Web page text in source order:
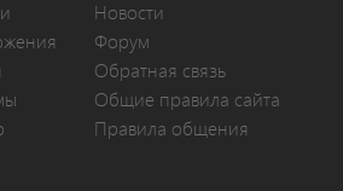
Новости
Форум
Обратная связь
Общие правила сайта
Правила общения